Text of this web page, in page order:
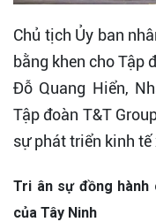
Chủ tịch Ủy ban
bằng khen cho Tập
Đỗ Quang Hiển,
Tập đoàn T&T
sự phát triển kinh
Tri ân sự đồng
của Tây Ninh